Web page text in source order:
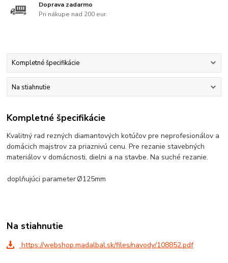
Doprava zadarmo
Pri nákupe nad 200 eur.
Kompletné špecifikácie
Na stiahnutie
Kompletné špecifikácie
Kvalitný rad rezných diamantových kotúčov pre neprofesionálov a
domácich majstrov za priaznivú cenu. Pre rezanie stavebných
materiálov v domácnosti, dielni a na stavbe. Na suché rezanie.
doplňujúci parameterØ125mm
Na stiahnutie
https://webshop.madalbal.sk/files/navody/108852.pdf